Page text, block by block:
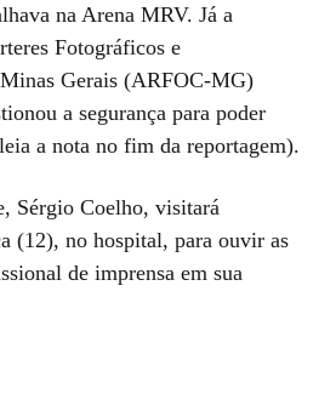
na Arena MRV. Já a
Fotográficos e
Gerais (ARFOC-MG)
a segurança para poder
a nota no fim da reportagem).
Sérgio Coelho, visitará
(12), no hospital, para ouvir as
de imprensa em sua